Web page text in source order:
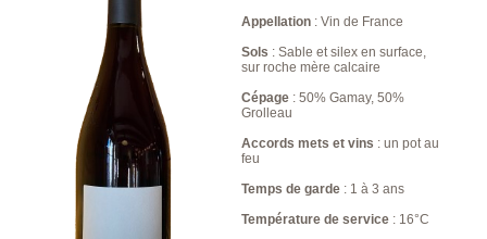
Appellation: Vin de France
Sols : Sable et silex en surface,
sur roche mère calcaire
Cépage: 50% Gamay, 50%
Grolleau
Accords mets et vins : un pot au
feu
Temps de garde: 1 à 3 ans
Température de service: 16°C